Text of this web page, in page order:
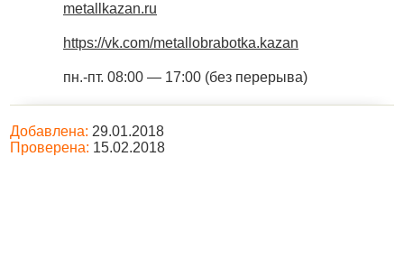
metallkazan.ru
https://vk.com/metallobrabotka.kazan
пн.-пт. 08:00 — 17:00 (без перерыва)
Добавлена: 29.01.2018
Проверена: 15.02.2018